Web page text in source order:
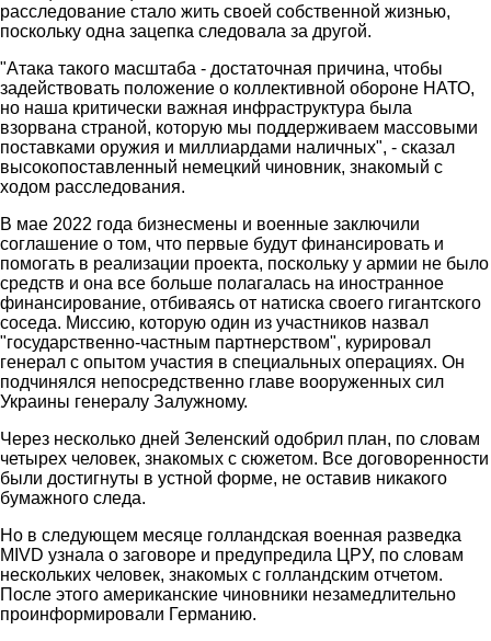
расследование стало жить своей собственной жизнью,
поскольку одна зацепка следовала за другой.
"Атака такого масштаба - достаточная причина, чтобы
задействовать положение о коллективной обороне НАТО,
но наша критически важная инфраструктура была
взорвана страной, которую мы поддерживаем массовыми
поставками оружия и миллиардами наличных", - сказал
высокопоставленный немецкий чиновник, знакомый с
ходом расследования.
В мае 2022 года бизнесмены и военные заключили
соглашение о том, что первые будут финансировать и
помогать в реализации проекта, поскольку у армии не было
средств и она все больше полагалась на иностранное
финансирование, отбиваясь от натиска своего гигантского
соседа. Миссию, которую один из участников назвал
"государственно-частным партнерством", курировал
генерал с опытом участия в специальных операциях. Он
подчинялся непосредственно главе вооруженных сил
Украины генералу Залужному.
Через несколько дней Зеленский одобрил план, по словам
четырех человек, знакомых с сюжетом. Все договоренности
были достигнуты в устной форме, не оставив никакого
бумажного следа.
Но в следующем месяце голландская военная разведка
MIVD узнала о заговоре и предупредила ЦРУ, по словам
нескольких человек, знакомых с голландским отчетом.
После этого американские чиновники незамедлительно
проинформировали Германию.